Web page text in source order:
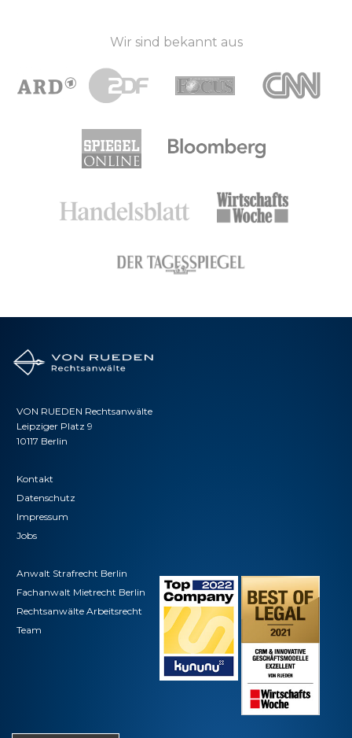
Wir sind bekannt aus
VON RUEDEN Rechtsanwälte
Leipziger Platz 9
10117 Berlin
Kontakt
Datenschutz
Impressum
Jobs
Anwalt Strafrecht Berlin
Fachanwalt Mietrecht Berlin
Rechtsanwälte Arbeitsrecht
Team